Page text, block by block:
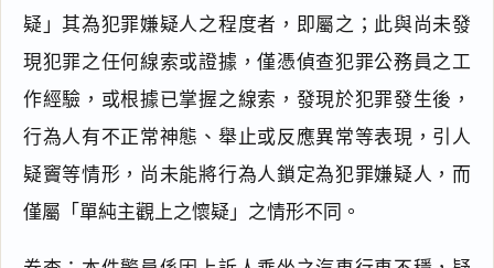
疑」其為犯罪嫌疑人之程度者，即屬之；此與尚未發
現犯罪之任何線索或證據，僅憑偵查犯罪公務員之工
作經驗，或根據已掌握之線索，發現於犯罪發生後，
行為人有不正常神態、舉止或反應異常等表現，引人
疑竇等情形，尚未能將行為人鎖定為犯罪嫌疑人，而
僅屬「單純主觀上之懷疑」之情形不同。